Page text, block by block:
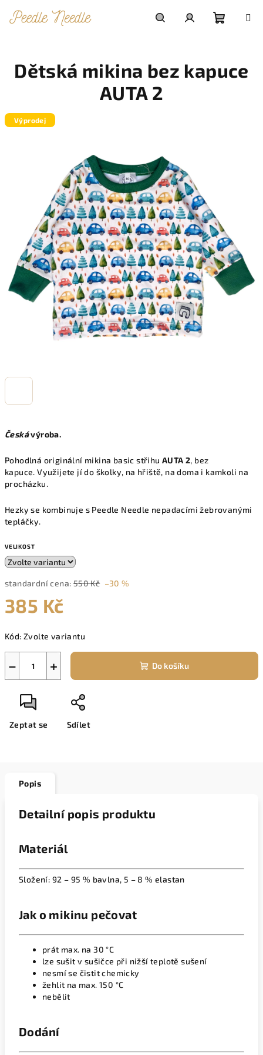
košík
Českávýroba.
Pohodlná originální mikina basic střihu AUTA 2, bez
kapuce. Využijete jí do školky, na hřiště, na doma i kamkoli na
procházku.
Hezky se kombinuje s Peedle Needle nepadacími žebrovanými
tepláčky.
VELIKOST
standardní cena: 550 Kč –30 %
385 Kč
cena:
Kód: Zvolte variantu
+
− Do košíku
Zeptat se Sdílet
Dětská mikina bez kapuce
AUTA 2
Výprodej
Popis
Detailní popis produktu
Materiál
Složení: 92 – 95 % bavlna, 5 – 8 % elastan
Jak o mikinu pečovat
prát max. na 30 °C
lze sušit v sušičce při nižší teplotě sušení
nesmí se čistit chemicky
žehlit na max. 150 °C
nebělit
Dodání